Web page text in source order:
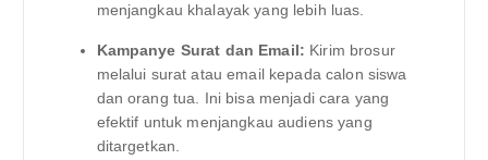
menjangkau khalayak yang lebih luas.
Kampanye Surat dan Email: Kirim brosur
melalui surat atau email kepada calon siswa
dan orang tua. Ini bisa menjadi cara yang
efektif untuk menjangkau audiens yang
ditargetkan.